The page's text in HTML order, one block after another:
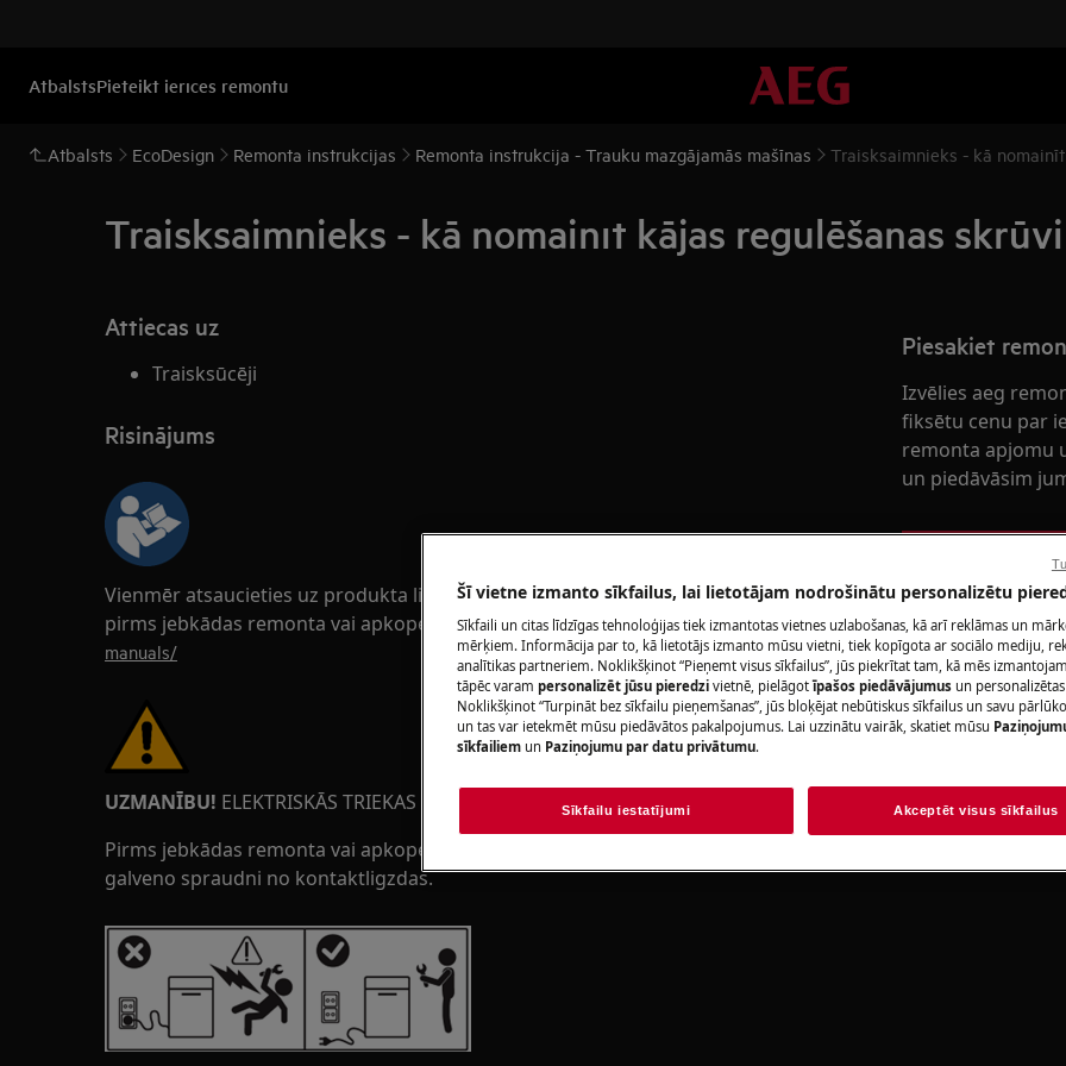
AtbalstsPieteikt ierīces remontu
Atbalsts EcoDesign Remonta instrukcijas Remonta instrukcija - Trauku mazgājamās mašīnas Traisksaimnieks - kā
Traisksaimnieks - kā nomainīt kājas regulēšanas skrūvi
Attiecas uz
Traisksūcēji
Risinājums
Vienmēr atsaucieties uz produkta lietošanas rokasgrāmatas drošības informāciju
pirms jebkādas remonta vai apkopes darbības.https://www.electrolux.com/support/user-
manuals/
UZMANĪBU! ELEKTRISKĀS TRIEKAS BĪSTAMĪBA
Pirms jebkādas remonta vai apkopes darbības atslēdziet ierīci un atvienojiet
galveno spraudni no kontaktligzdas.
Piesakiet
Izvēlies aeg
fiksētu cenu par
remonta apjomu
un piedāvāsim
Rezervēt
Atrodi savu
Atrisini
dokumentāciju
Atrast
Šī vietne izmanto sīkfailus, lai lietotājam nodrošinātu personalizētu
Sīkfaili un citas līdzīgas tehnoloģijas tiek izmantotas vietnes uzlabošanas, kā arī reklāmas un
mērķiem. Informācija par to, kā lietotājs izmanto mūsu vietni, tiek kopīgota ar sociālo mediju,
analītikas partneriem. Noklikšķinot “Pieņemt visus sīkfailus”, jūs piekrītat tam, kā mēs
tāpēc varam personalizēt jūsu pieredzi vietnē, pielāgotīpašos piedāvājumus un
Noklikšķinot “Turpināt bez sīkfailu pieņemšanas”, jūs bloķējat nebūtiskus sīkfailus un savu
un tas var ietekmēt mūsu piedāvātos pakalpojumus. Lai uzzinātu vairāk, skatiet mūsu
sīkfailiem un Paziņojumu par datu privātumu.
Sīkfailu iestatījumi Akceptēt visus sīkfailus